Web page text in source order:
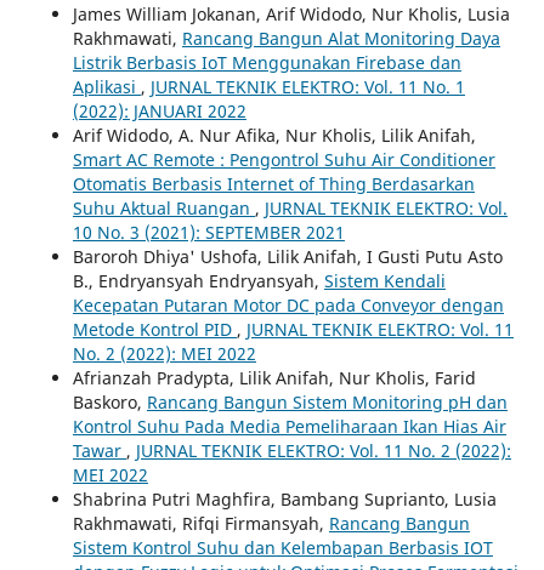
James William Jokanan, Arif Widodo, Nur Kholis, Lusia
Rakhmawati, Rancang Bangun Alat Monitoring Daya
Listrik Berbasis IoT Menggunakan Firebase dan
Aplikasi , JURNAL TEKNIK ELEKTRO: Vol. 11 No. 1
(2022): JANUARI 2022
Arif Widodo, A. Nur Afika, Nur Kholis, Lilik Anifah,
Smart AC Remote : Pengontrol Suhu Air Conditioner
Otomatis Berbasis Internet of Thing Berdasarkan
Suhu Aktual Ruangan , JURNAL TEKNIK ELEKTRO: Vol.
10 No. 3 (2021): SEPTEMBER 2021
Baroroh Dhiya' Ushofa, Lilik Anifah, I Gusti Putu Asto
B., Endryansyah Endryansyah, Sistem Kendali
Kecepatan Putaran Motor DC pada Conveyor dengan
Metode Kontrol PID , JURNAL TEKNIK ELEKTRO: Vol. 11
No. 2 (2022): MEI 2022
Afrianzah Pradypta, Lilik Anifah, Nur Kholis, Farid
Baskoro, Rancang Bangun Sistem Monitoring pH dan
Kontrol Suhu Pada Media Pemeliharaan Ikan Hias Air
Tawar , JURNAL TEKNIK ELEKTRO: Vol. 11 No. 2 (2022):
MEI 2022
Shabrina Putri Maghfira, Bambang Suprianto, Lusia
Rakhmawati, Rifqi Firmansyah, Rancang Bangun
Sistem Kontrol Suhu dan Kelembapan Berbasis IOT